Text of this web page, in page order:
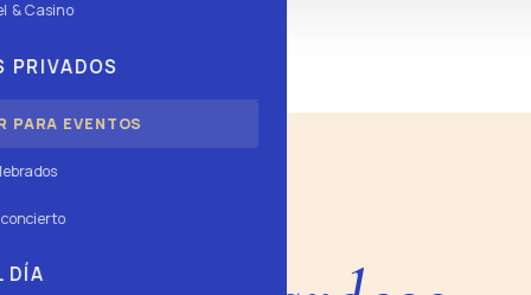
& Casino
PRIVADOS
PARA EVENTOS
DÍA